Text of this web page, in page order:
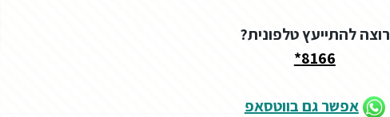
רוצה להתייעץ טלפונית?
8166*
אפשר גם בווטסאפ